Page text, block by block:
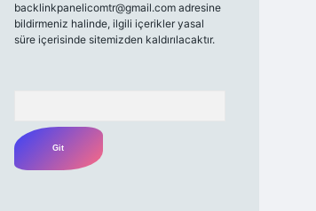
backlinkpanelicomtr@gmail.comadresine
bildirmeniz halinde, ilgili içerikler yasal
süre içerisinde sitemizden kaldırılacaktır.